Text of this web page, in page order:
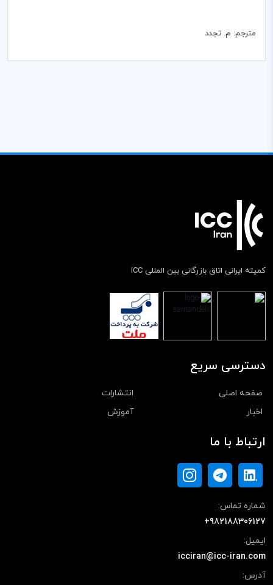
مترجم: م. تجدد
کمیته ایرانی اتاق بازرگانی بین المللی ICC
دسترسی سریع
صفحه اصلی
انتشارات
اخبار
آموزش
ارتباط با ما
شماره تماس:
+982188306127
ایمیل:
icciran@icc-iran.com
آدرس: